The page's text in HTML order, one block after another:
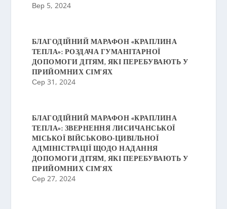
Вер 5, 2024
БЛАГОДІЙНИЙ МАРАФОН «КРАПЛИНА
ТЕПЛА»: РОЗДАЧА ГУМАНІТАРНОЇ
ДОПОМОГИ ДІТЯМ, ЯКІ ПЕРЕБУВАЮТЬ У
ПРИЙОМНИХ СІМ’ЯХ
Сер 31, 2024
БЛАГОДІЙНИЙ МАРАФОН «КРАПЛИНА
ТЕПЛА»: ЗВЕРНЕННЯ ЛИСИЧАНСЬКОЇ
МІСЬКОЇ ВІЙСЬКОВО-ЦИВІЛЬНОЇ
АДМІНІСТРАЦІЇ ЩОДО НАДАННЯ
ДОПОМОГИ ДІТЯМ, ЯКІ ПЕРЕБУВАЮТЬ У
ПРИЙОМНИХ СІМ’ЯХ
Сер 27, 2024